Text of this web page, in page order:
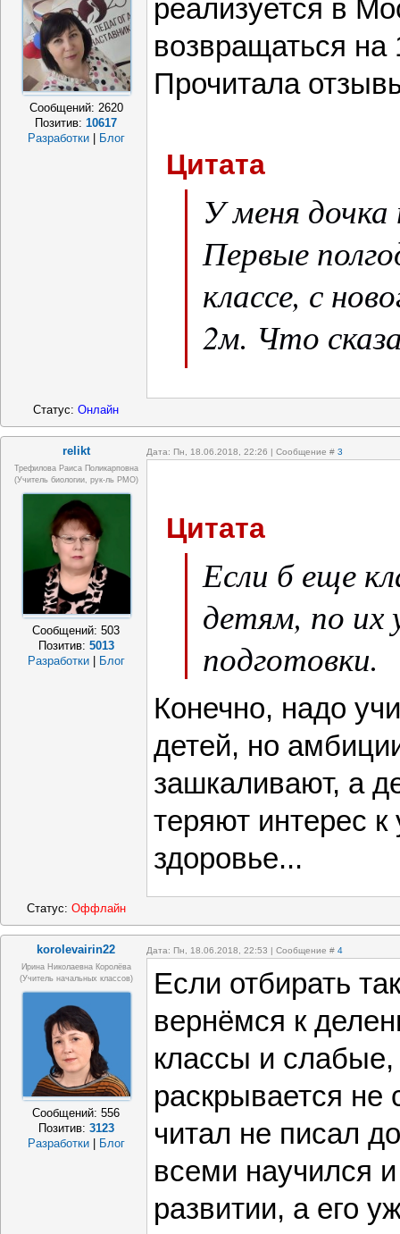
Сообщений: 2620
Позитив:10617
Разработки
Блог
реализуется в
возвращаться на
Прочитала
Цитата
У меня
Первые
классе, с
2м. Что
перваков в
ребенка и
программы
серьезно
и читали
уравнения.
было
Если б еще
детям, по их
кто до сих
плохо...
из-за
которые
ничуть не
справится. И
должны
оказалось,
Статус:Онлайн
relikt Дата: Пн, 18.06.2018, 22:26 | Сообщение # 3
Трефилова Раиса Поликарповна
(Учитель биологии, рук-ль РМО)
Сообщений:503
Позитив: 5013
Разработки | Блог
Цитата
Если б еще
детям, по их
подготовки.
Конечно, надо
детей, но
зашкаливают, а
теряют интерес
здоровье...
Статус: Оффлайн
korolevairin22 Дата: Пн, 18.06.2018, 22:53 | Сообщение # 4
Ирина Николаевна Королёва
(учитель начальных классов)
Сообщений:556
Позитив: 3123
Разработки
Блог
Если отбирать
вернёмся к
классы и
раскрывается не
читал не писал
всеми научился
развитии, а его